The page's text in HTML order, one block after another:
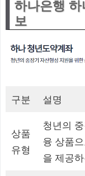
하나은행
보
구분 설명
상품
유형
청년의
융 상품
을 제공